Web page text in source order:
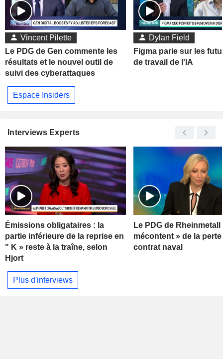
Vincent Pilette
Le PDG de Gen commente les
résultats et le nouvel outil de
suivi des cyberattaques
Dylan Field
Figma parie sur les
de travail de l'IA
Espace Insiders
Interviews Experts
Émissions obligataires : la
partie inférieure de la reprise en
" K » reste à la traîne, selon
Hjort
Le PDG de
mécontent » de la
contrat naval
Plus d'interviews